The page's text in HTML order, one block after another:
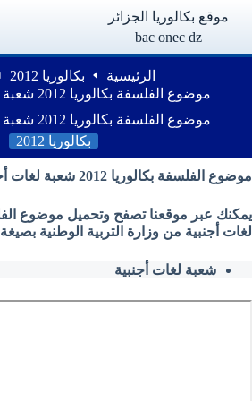
موقع بكالوريا الجزائر
bac onec dz
الرئيسية
بكالوريا 2012
موضوع الفلسفة بكالوريا 2012 شعبة لغات أجنبية
موضوع الفلسفة بكالوريا 2012 شعبة لغات أجنبية
بكالوريا 2012
موضوع الفلسفة بكالوريا 2012 شعبة لغات أجنبية
لغات أجنبية من وزارة التربية الوطنية بصيغة PDF
شعبة لغات أجنبية